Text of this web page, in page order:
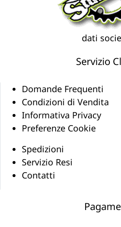
dati
Servizio
Domande Frequenti
Condizioni di Vendita
Informativa Privacy
Preferenze Cookie
Spedizioni
Servizio Resi
Contatti